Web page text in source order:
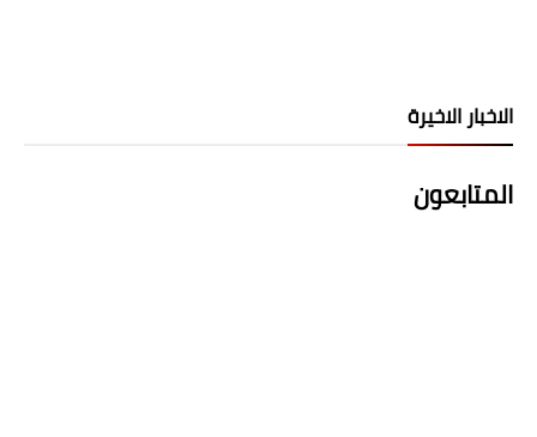
الاخبار الاخيرة
المتابعون